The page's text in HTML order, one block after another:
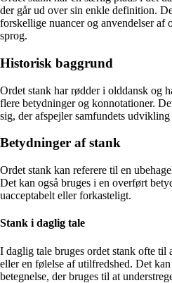
der går ud over sin enkle definition.
forskellige nuancer og anvendelser af
sprog.
Historisk baggrund
Ordet stank har rødder i olddansk og
flere betydninger og konnotationer.
sig, der afspejler samfundets
Betydninger af stank
Ordet stank kan referere til en
Det kan også bruges i en overført
uacceptabelt eller forkasteligt.
Stank i daglig tale
I daglig tale bruges ordet stank ofte
eller en følelse af utilfredshed. Det
betegnelse, der bruges til at